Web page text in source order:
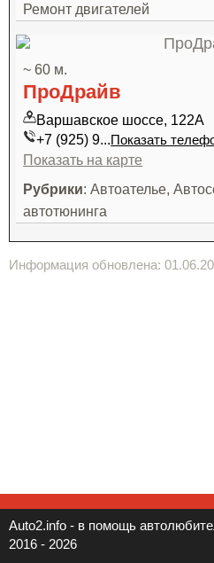
Ремонт двигателей
~ 60 м.
ПроДрайв
Варшавское шоссе, 122А
+7 (925) 9...Показать
Показать на карте
Рубрики: Автоателье,
автотюнинга
Информация обновлена:
Auto2.info - в помощь
2016 - 2026